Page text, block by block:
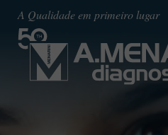
A Qualidade em primeiro lugar